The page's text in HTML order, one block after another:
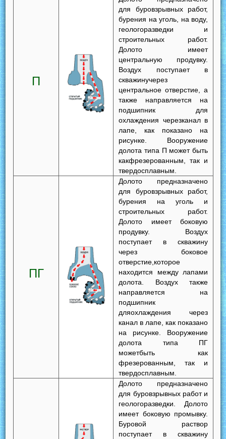
П
для буровзрывных работ,
бурения на уголь, на воду,
геологоразведки и
строительных работ.
Долото имеет
центральную продувку.
Воздух поступает в
скважинучерез
центральное отверстие, а
также направляется на
подшипник для
охлаждения черезканал в
лапе, как показано на
рисунке. Вооружение
долота типа П может быть
какфрезерованным, так и
твердосплавным.
ПГ
Долото предназначено
для буровзрывных работ,
бурения на уголь и
строительных работ.
Долото имеет боковую
продувку. Воздух
поступает в скважину
через боковое
отверстие,которое
находится между лапами
долота. Воздух также
направляется на
подшипник
дляохлаждения через
канал в лапе, как показано
на рисунке. Вооружение
долота типа ПГ
можетбыть как
фрезерованным, так и
твердосплавным.
Долото предназначено
для буровзрывных работ и
геологоразведки. Долото
имеет боковую промывку.
Буровой раствор
поступает в скважину